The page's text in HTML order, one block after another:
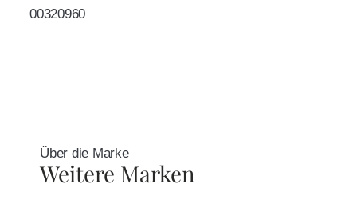
00320960
Über die Marke
Weitere Marken